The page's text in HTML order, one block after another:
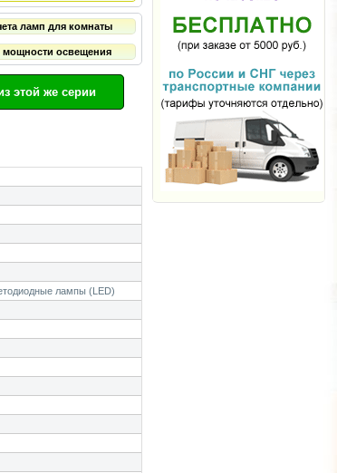
ламп для комнаты
мощности освещения
этой же серии
лампы (LED)